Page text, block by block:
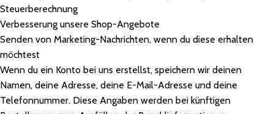
Steuerberechnung
Verbesserung unsere Shop-Angebote
Senden von Marketing-Nachrichten, wenn du diese erhalten
möchtest
Wenn du ein Konto bei uns erstellst, speichern wir deinen
Namen, deine Adresse, deine E-Mail-Adresse und deine
Telefonnummer. Diese Angaben werden bei künftigen